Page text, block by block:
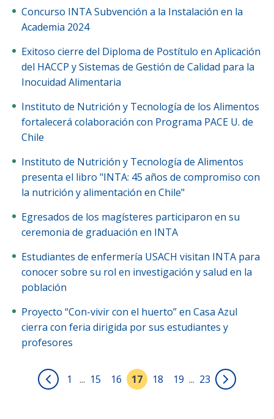
Concurso INTA Subvención a la Instalación en la
Academia 2024
Exitoso cierre del Diploma de Postítulo en Aplicación
del HACCP y Sistemas de Gestión de Calidad para la
Inocuidad Alimentaria
Instituto de Nutrición y Tecnología de los Alimentos
fortalecerá colaboración con Programa PACE U. de
Chile
Instituto de Nutrición y Tecnología de Alimentos
presenta el libro "INTA: 45 años de compromiso con
la nutrición y alimentación en Chile"
Egresados de los magísteres participaron en su
ceremonia de graduación en INTA
Estudiantes de enfermería USACH visitan INTA para
conocer sobre su rol en investigación y salud en la
población
Proyecto “Con-vivir con el huerto” en Casa Azul
cierra con feria dirigida por sus estudiantes y
profesores
1 ... 15 16 17 18 19 ... 23